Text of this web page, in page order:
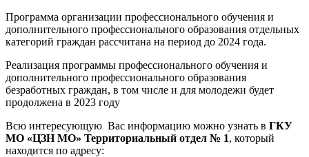
Программа организации профессионального обучения и
дополнительного профессионального образования отдельных
категорий граждан рассчитана на период до 2024 года.
Реализация программы профессионального обучения и
дополнительного профессионального образования
безработных граждан, в том числе и для молодежи будет
продолжена в 2023 году
Всю интересующую Вас информацию можно узнать в ГКУ
МО «ЦЗН МО» Территориальный отдел № 1, который
находится по адресу: